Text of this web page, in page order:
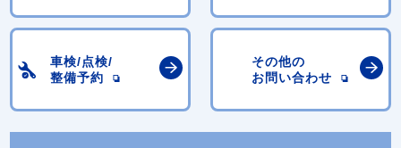
車検/点検/
整備予約
その他の
お問い合わせ